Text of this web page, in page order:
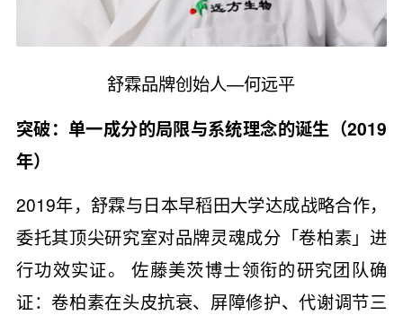
舒霖品牌创始人—何远平
突破：单一成分的局限与系统理念的诞生（2019
年）
2019年，舒霖与日本早稻田大学达成战略合作，
委托其顶尖研究室对品牌灵魂成分「卷柏素」进
行功效实证。 佐藤美茨博士领衔的研究团队确
证：卷柏素在头皮抗衰、屏障修护、代谢调节三